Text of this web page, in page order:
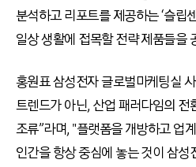
분석하고 리포트를 제공하는 ‘슬립
일상 생활에 접목할 전략 제품들을
홍원표 삼성전자 글로벌마케팅실
트렌드가 아닌, 산업 패러다임의 전
조류”라며, "플랫폼을 개방하고 업
인간을 항상 중심에 놓는 것이 삼성